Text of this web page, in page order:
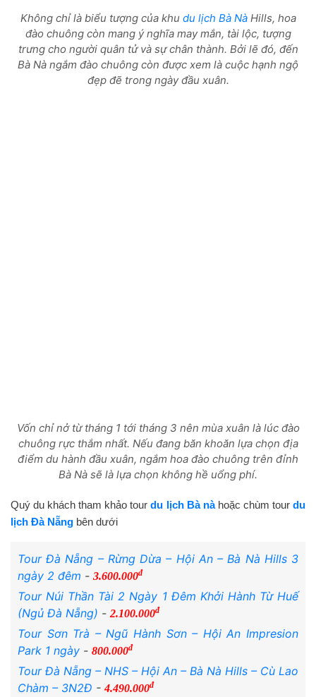
Không chỉ là biểu tượng của khu du lịch Bà NàHills, hoa
đào chuông còn mang ý nghĩa may mắn, tài lộc, tượng
trưng cho người quân tử và sự chân thành. Bởi lẽ đó, đến
Bà Nà ngắm đào chuông còn được xem là cuộc hạnh ngộ
đẹp đẽ trong ngày đầu xuân.
Vốn chỉ nở từ tháng 1 tới tháng 3 nên mùa xuân là lúc đào
chuông rực thắm nhất. Nếu đang băn khoăn lựa chọn địa
điểm du hành đầu xuân, ngắm hoa đào chuông trên đỉnh
Bà Nà sẽ là lựa chọn không hề uổng phí.
Quý du khách tham khảo tourdu lịch Bà nàhoặc chùm tourdu
lịch Đà Nẵng bên dưới
Tour Đà Nẵng – Rừng Dừa – Hội An – Bà Nà Hills 3
ngày 2 đêm - 3.600.000đ
Tour Núi Thần Tài 2 Ngày 1 Đêm Khởi Hành Từ Huế
(Ngủ Đà Nẵng) - 2.100.000đ
Tour Sơn Trà – Ngũ Hành Sơn – Hội An Impresion
Park 1 ngày - 800.000đ
Tour Đà Nẵng – NHS – Hội An – Bà Nà Hills – Cù Lao
Chàm – 3N2Đ -4.490.000đ